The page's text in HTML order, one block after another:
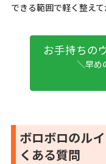
できる範囲で軽く整えて
お手持ちの
＼早め
ボロボロのル
くある質問